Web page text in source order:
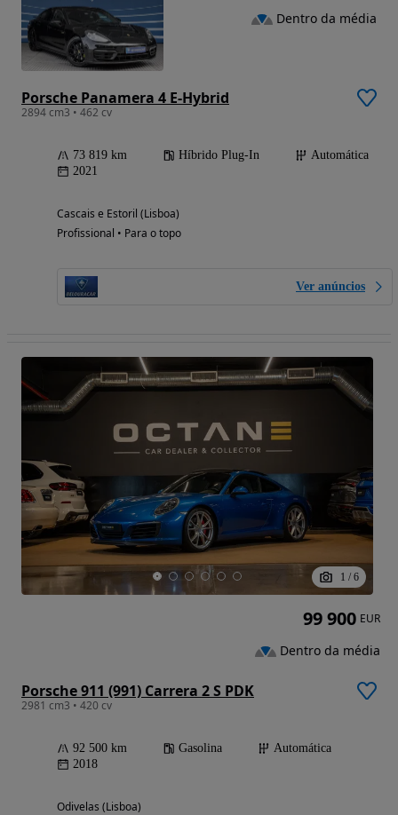
Porsche Panamera 4 E-Hybrid
2894 cm3 • 462 cv
73 819 km Híbrido Plug-In
Automática
2021
Cascais e Estoril (Lisboa)
Profissional • Para o topo
Ver anúncios
Dentro da média
1 / 6
Porsche 911 (991) Carrera 2 S PDK
2981 cm3 • 420 cv
92 500 km Gasolina
Automática
2018
Odivelas (Lisboa)
99 900 EUR
Dentro da média